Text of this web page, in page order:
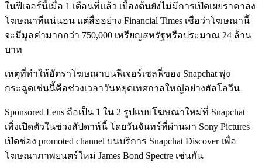
ในฟีเจอร์นี้เมื่อ 1 เดือนที่แล้ว เบื้องต้นยังไม่มีการเปิดเผยราคาลง
โฆษณาที่แน่นอน แต่สื่ออย่าง Financial Times เชื่อว่าโฆษณานี้
จะมีมูลค่ามากกว่า 750,000 เหรียญสหรัฐหรือประมาณ 24 ล้าน
บาท
เหตุที่ทำให้อัตราโฆษณาบนฟีเจอร์เซลฟี่ของ Snapchat พุ่ง
กระฉูดเช่นนี้คือช่วงเวลาวันหยุดเทศกาลใหญ่อย่างฮัลโลวีน
Sponsored Lens ถือเป็น 1 ใน 2 รูปแบบโฆษณาใหม่ที่ Snapchat
เพิ่งเปิดตัวในช่วงสัปดาห์นี้ โดยวันจันทร์ที่ผ่านมา Sony Pictures
เปิดช่อง promoted channel บนบริการ Snapchat Discover เพื่อ
โฆษณาภาพยนตร์ใหม่ James Bond Spectre เช่นกัน